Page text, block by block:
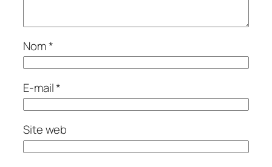
Nom*
E-mail*
Site web